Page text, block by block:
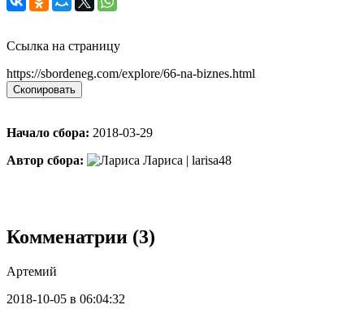
Ссылка на страницу
https://sbordeneg.com/explore/66-na-biznes.html
Скопировать
Начало сбора: 2018-03-29
Автор сбора:
Лариса | larisa48
Комменатрии (3)
Артемий
2018-10-05 в 06:04:32